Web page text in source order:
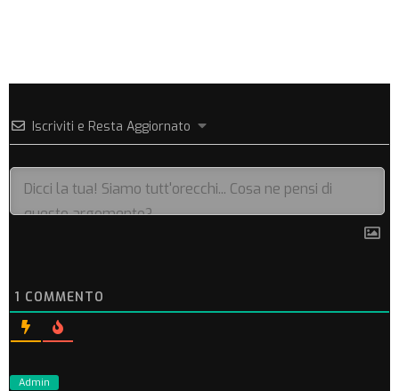
Iscriviti e Resta Aggiornato
1 COMMENTO
Admin